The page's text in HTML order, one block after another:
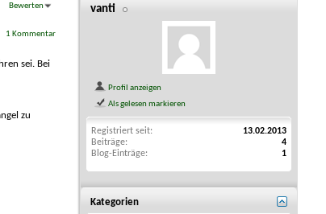
Bewerten
1 Kommentar
sei. Bei
zu
vanti
Profil anzeigen
Als gelesen markieren
Registriert seit
13.02.2013
Beiträge
4
Blog-Einträge
1
Kategorien